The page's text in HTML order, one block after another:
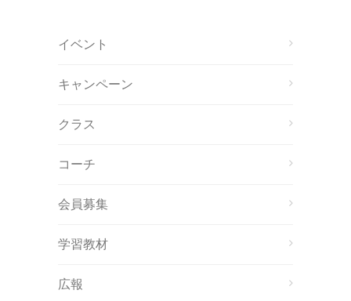
イベント
キャンペーン
クラス
コーチ
会員募集
学習教材
広報